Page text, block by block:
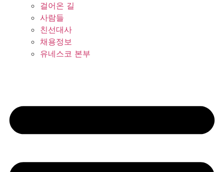
걸어온 길
사람들
친선대사
채용정보
유네스코 본부